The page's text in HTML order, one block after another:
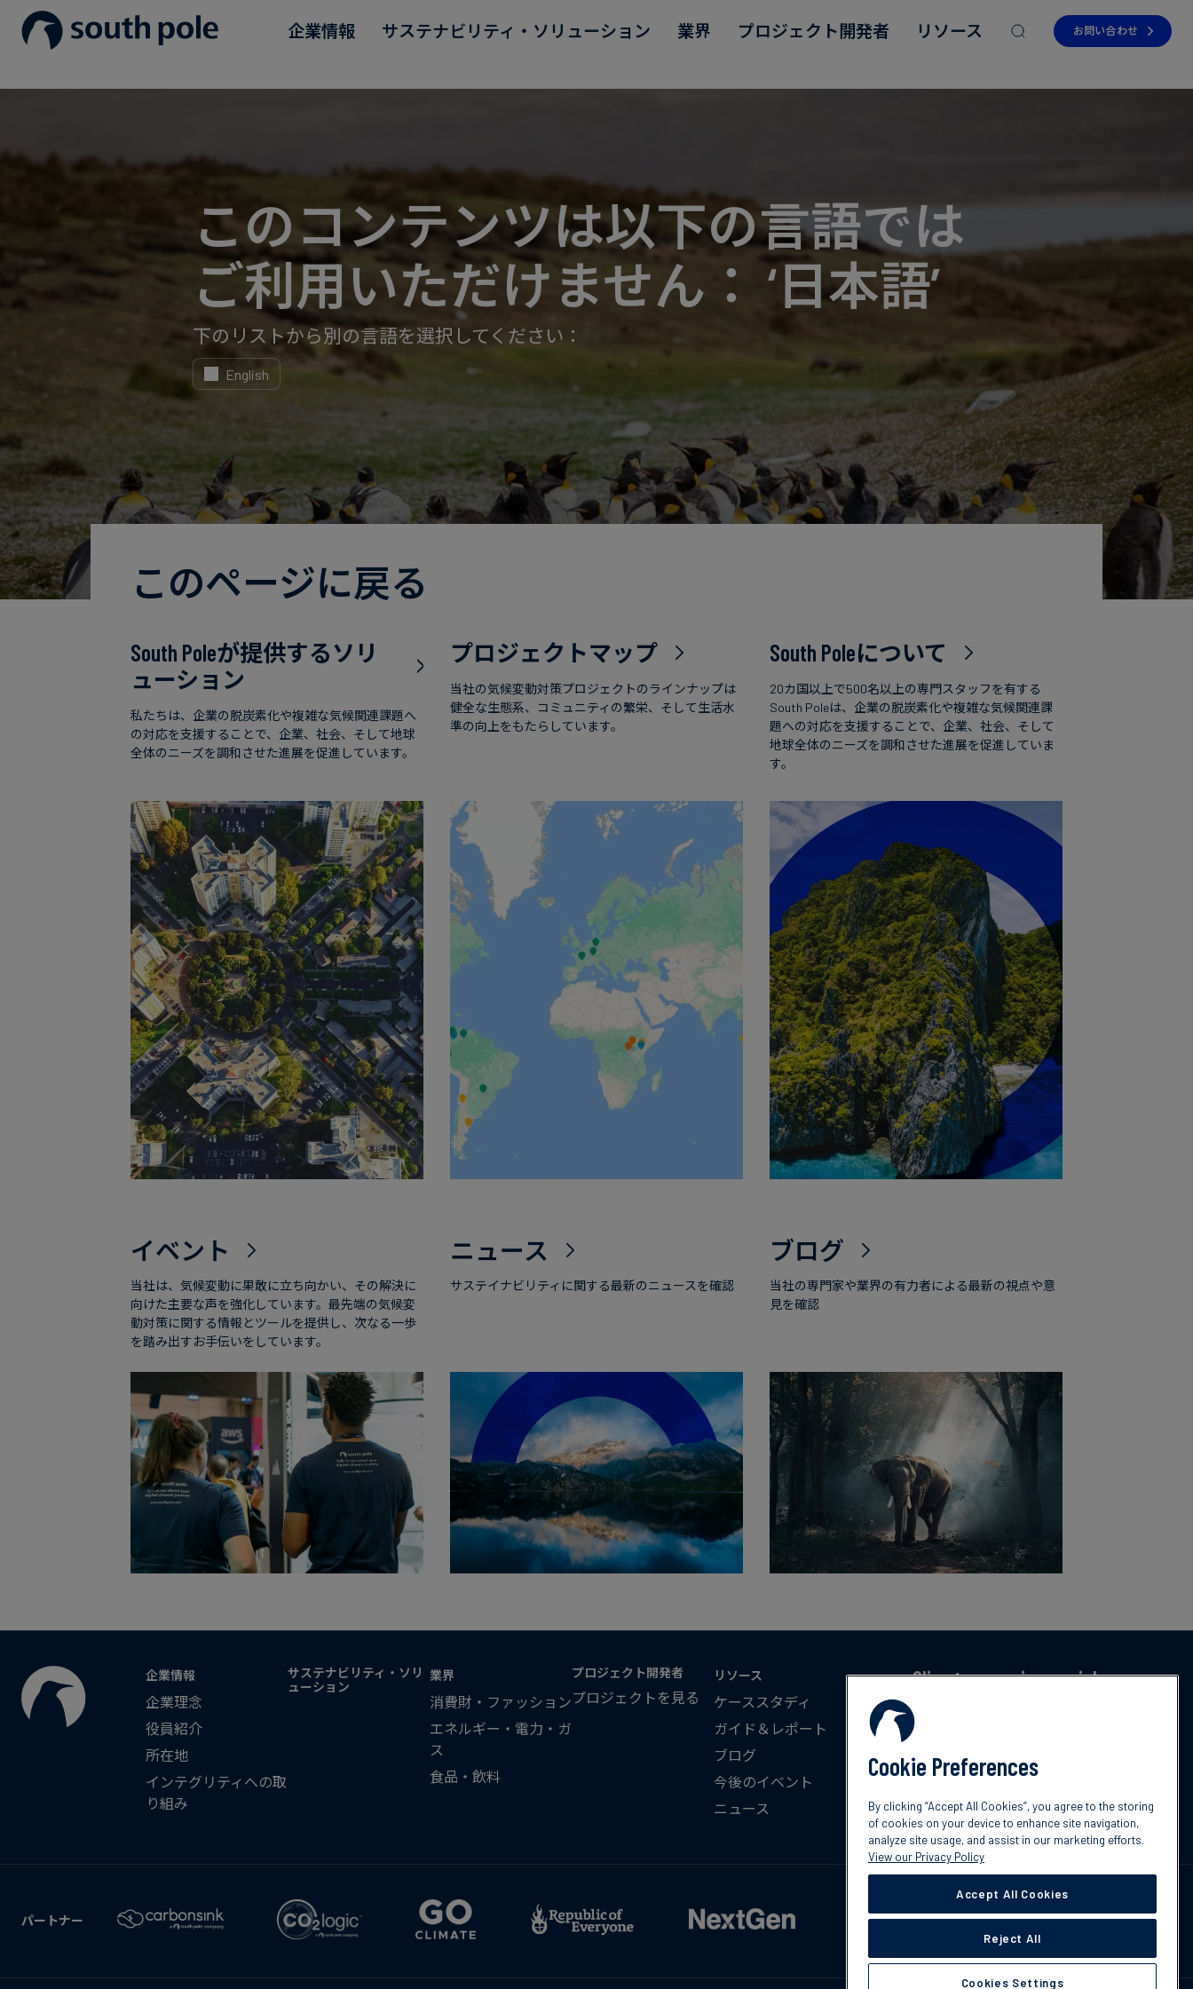
企業情報 サステナビリティ・ソリューション 業界 プロジェクト開発者 リソース お問い合わせ
所在地
誠実さへの取り組み
食品・飲料
サステナブルファイナンス
ブログ
ケーススタディ
ニュース
Read more
Read more
Read more
Read more
Read more
このコンテンツは以下の言語では
ご利用いただけません： ‘日本語’
下のリストから別の言語を選択してください：
English
このページに戻る
South Poleが提供するソリ
ューション
私たちは、企業の脱炭素化や複雑な気候関連課題へ
の対応を支援することで、企業、社会、そして地球
全体のニーズを調和させた進展を促進しています。
プロジェクトマップ
当社の気候変動対策プロジェクトのラインナップは
健全な生態系、コミュニティの繁栄、そして生活水
準の向上をもたらしています。
South Poleについて
20カ国以上で500名以上の専門スタッフを有する
South Poleは、企業の脱炭素化や複雑な気候関連課
題への対応を支援することで、企業、社会、そして
地球全体のニーズを調和させた進展を促進していま
す。
イベント
当社は、気候変動に果敢に立ち向かい、その解決に
向けた主要な声を強化しています。最先端の気候変
動対策に関する情報とツールを提供し、次なる一歩
を踏み出すお手伝いをしています。
ニュース
サステイナビリティに関する最新のニュースを確認
ブログ
当社の専門家や業界の有力者による最新の視点や意
見を確認
English
企業情報
企業理念
役員紹介
所在地
インテグリティへの取
り組み
サステナビリティ・ソリ
ューション
業界
消費財・ファッション
エネルギー・電力・ガ
ス
食品・飲料
プロジェクト開発者
プロジェクトを見る
リソース
ケーススタディ
ガイド＆レポート
ブログ
今後のイベント
ニュース
Climate news in your inbox
気候変動に関する最新のトレンド、政策、イ
ノベーションを毎月無料でお届けします。
パートナー
Cookie Preferences
By clicking “Accept All Cookies”, you agree to the storing
of cookies on your device to enhance site navigation,
analyze site usage, and assist in our marketing efforts.
View our Privacy Policy
Accept All Cookies
Reject All
Cookies Settings